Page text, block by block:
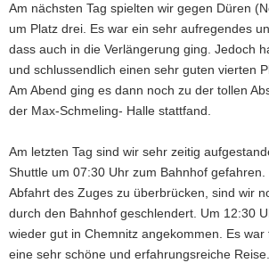
Am nächsten Tag spielten wir gegen Düren
um Platz drei. Es war ein sehr aufregendes
dass auch in die Verlängerung ging. Jedoch
und schlussendlich einen sehr guten vierten
Am Abend ging es dann noch zu der tollen
der Max-Schmeling- Halle stattfand.
Am letzten Tag sind wir sehr zeitig
Shuttle um 07:30 Uhr zum Bahnhof
Abfahrt des Zuges zu überbrücken, sind wir
durch den Bahnhof geschlendert. Um 12:30
wieder gut in Chemnitz angekommen. Es war
eine sehr schöne und erfahrungsreiche Reise.